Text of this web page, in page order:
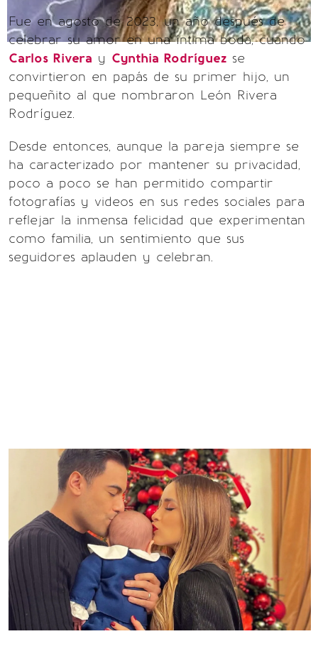
Fue en agosto de 2023, un año después de
celebrar su amor en una íntima boda, cuando
Carlos Rivera y Cynthia Rodríguez se
convirtieron en papás de su primer hijo, un
pequeñito al que nombraron León Rivera
Rodríguez.
Desde entonces, aunque la pareja siempre se
ha caracterizado por mantener su privacidad,
poco a poco se han permitido compartir
fotografías y videos en sus redes sociales para
reflejar la inmensa felicidad que experimentan
como familia, un sentimiento que sus
seguidores aplauden y celebran.